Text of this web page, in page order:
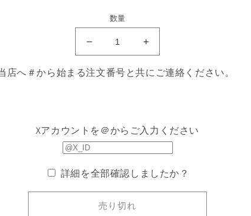
価
数量
L1855
専
ペ
ー
の
数
量
L1855
専
ペ
の
数
店へ＃から始まる注文番号と共にご連絡ください。
Xアカウントを＠からご入力ください
詳細を全部確認しましたか？
売り切れ